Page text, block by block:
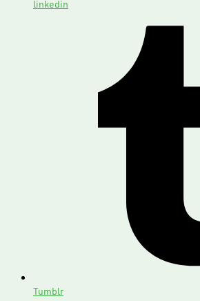
linkedin
Tumblr